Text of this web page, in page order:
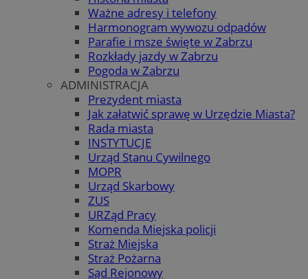
Ważne adresy i telefony
Harmonogram wywozu odpadów
Parafie i msze święte w Zabrzu
Rozkłady jazdy w Zabrzu
Pogoda w Zabrzu
ADMINISTRACJA
Prezydent miasta
Jak załatwić sprawę w Urzędzie Miasta?
Rada miasta
INSTYTUCJE
Urząd Stanu Cywilnego
MOPR
Urząd Skarbowy
ZUS
URZąd Pracy
Komenda Miejska policji
Straż Miejska
Straż Pożarna
Sąd Rejonowy